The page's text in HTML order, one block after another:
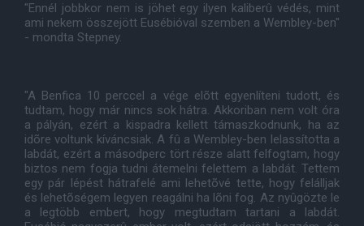
"Ennél jobbkor nem is jöhet egy ilyen kaliberû védés, mint
ami nekem összejött Eusébióval szemben a Wembley-ben"
- mondta Stepney.
"A Benfica 10 perccel a vége elõtt egyenlíteni tudott, és
tudtam, hogy már nincs sok hátra. Akkoriban nem volt óra
a pályán, ezért a kispadra kellett támaszkodnunk, ha az
idõre voltunk kíváncsiak. A fû a Wembley-ben lelassította a
labdát, ezért a másodperc tört része alatt felfogtam, hogy
biztos nem fogja tudni átemelni felettem a labdát. Tettem
egy pár lépést hátrafelé ami lehetõvé tette, hogy felálljak
és lehetõségem legyen reagálni ha lõni fog. Az nyûgözte le
a legtöbb embert, hogy megtudtam tartani a labdát.